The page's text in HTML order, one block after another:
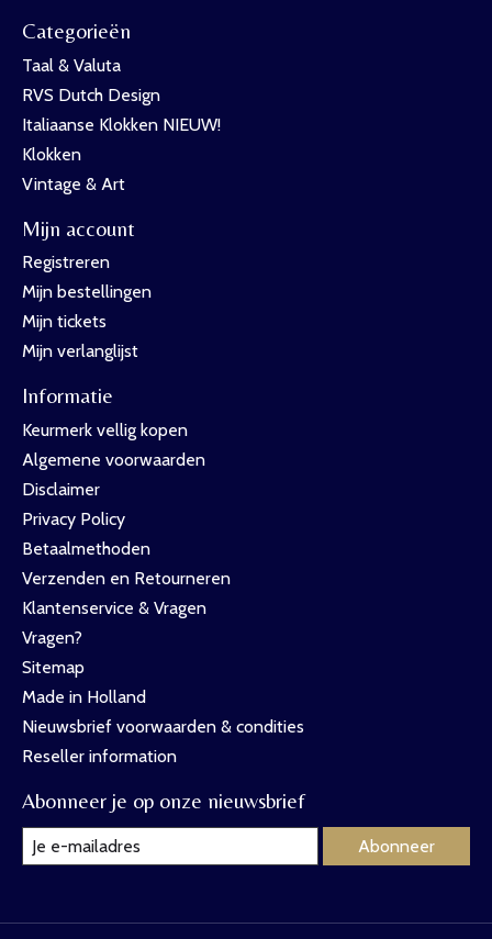
Categorieën
Taal & Valuta
RVS Dutch Design
Italiaanse Klokken NIEUW!
Klokken
Vintage & Art
Mijn account
Registreren
Mijn bestellingen
Mijn tickets
Mijn verlanglijst
Informatie
Keurmerk vellig kopen
Algemene voorwaarden
Disclaimer
Privacy Policy
Betaalmethoden
Verzenden en Retourneren
Klantenservice & Vragen
Vragen?
Sitemap
Made in Holland
Nieuwsbrief voorwaarden & condities
Reseller information
Abonneer je op onze nieuwsbrief
Abonneer